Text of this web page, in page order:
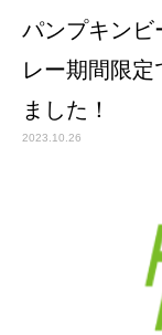
パンプキンビ
レー期間限定
ました！
2023.10.26